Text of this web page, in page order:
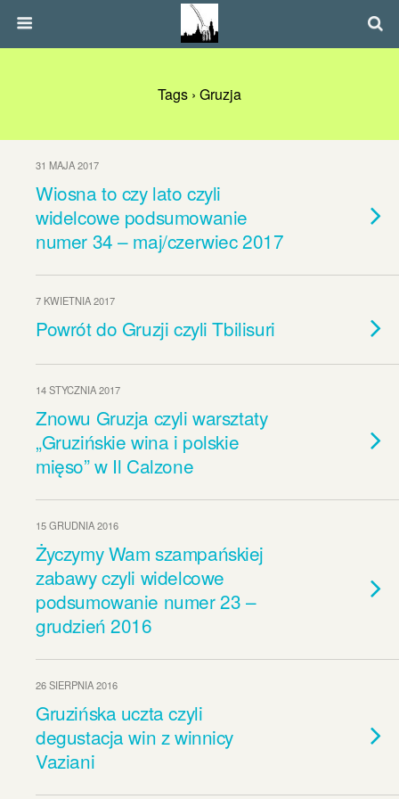
Tags › Gruzja
31 MAJA 2017
Wiosna to czy lato czyli
widelcowe podsumowanie
numer 34 – maj/czerwiec 2017
7 KWIETNIA 2017
Powrót do Gruzji czyli Tbilisuri
14 STYCZNIA 2017
Znowu Gruzja czyli warsztaty
„Gruzińskie wina i polskie
mięso” w Il Calzone
15 GRUDNIA 2016
Życzymy Wam szampańskiej
zabawy czyli widelcowe
podsumowanie numer 23 –
grudzień 2016
26 SIERPNIA 2016
Gruzińska uczta czyli
degustacja win z winnicy
Vaziani